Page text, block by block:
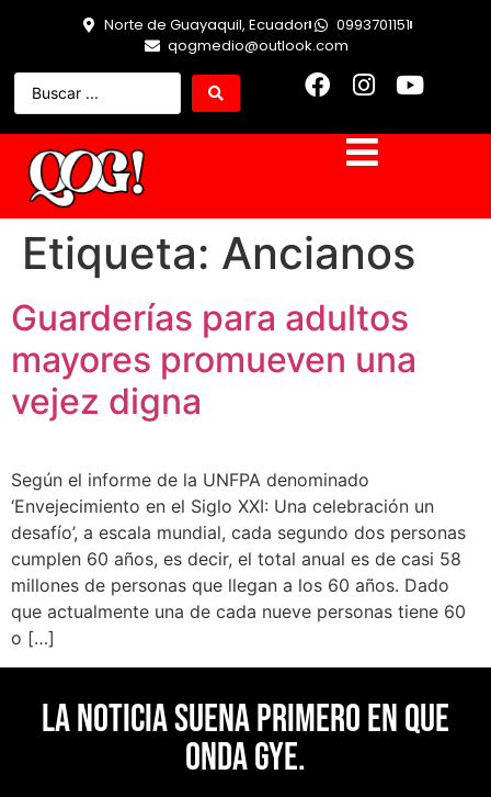
Norte de Guayaquil, Ecuador
0993701151
qogmedio@outlook.com
Etiqueta: Ancianos
Guarderías para adultos
mayores promueven una
vejez digna
Según el informe de la UNFPA denominado
‘Envejecimiento en el Siglo XXI: Una celebración un
desafío’, a escala mundial, cada segundo dos personas
cumplen 60 años, es decir, el total anual es de casi 58
millones de personas que llegan a los 60 años. Dado
que actualmente una de cada nueve personas tiene 60
o […]
La noticia suena primero en Que
Onda Gye.